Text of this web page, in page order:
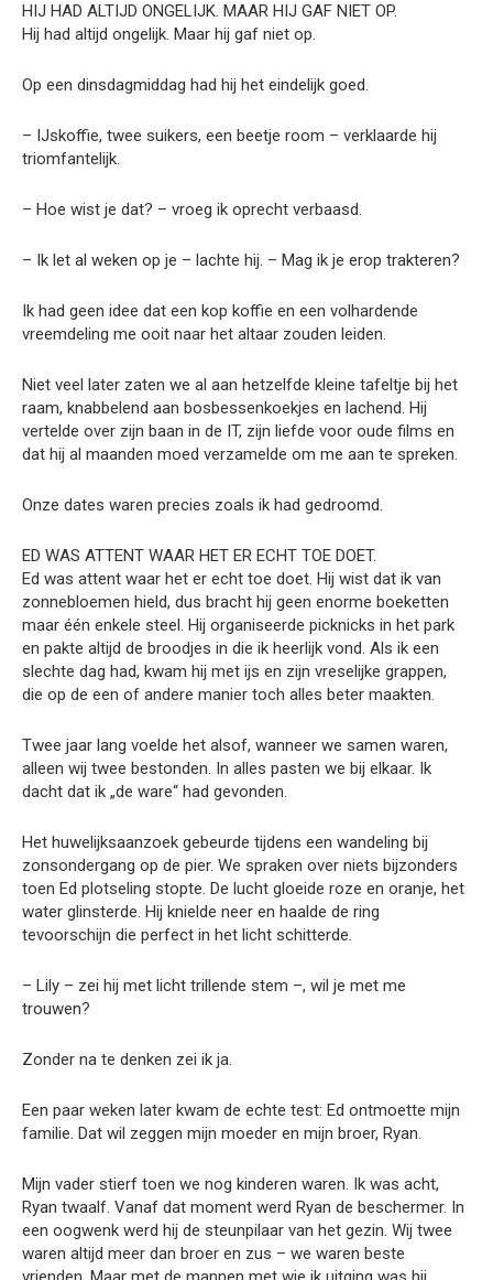
HIJ HAD ALTIJD ONGELIJK. MAAR HIJ GAF NIET OP.
Hij had altijd ongelijk. Maar hij gaf niet op.
Op een dinsdagmiddag had hij het eindelijk goed.
– IJskoffie, twee suikers, een beetje room – verklaarde hij
triomfantelijk.
– Hoe wist je dat? – vroeg ik oprecht verbaasd.
– Ik let al weken op je – lachte hij. – Mag ik je erop trakteren?
Ik had geen idee dat een kop koffie en een volhardende
vreemdeling me ooit naar het altaar zouden leiden.
Niet veel later zaten we al aan hetzelfde kleine tafeltje bij het
raam, knabbelend aan bosbessenkoekjes en lachend. Hij
vertelde over zijn baan in de IT, zijn liefde voor oude films en
dat hij al maanden moed verzamelde om me aan te spreken.
Onze dates waren precies zoals ik had gedroomd.
ED WAS ATTENT WAAR HET ER ECHT TOE DOET.
Ed was attent waar het er echt toe doet. Hij wist dat ik van
zonnebloemen hield, dus bracht hij geen enorme boeketten
maar één enkele steel. Hij organiseerde picknicks in het park
en pakte altijd de broodjes in die ik heerlijk vond. Als ik een
slechte dag had, kwam hij met ijs en zijn vreselijke grappen,
die op de een of andere manier toch alles beter maakten.
Twee jaar lang voelde het alsof, wanneer we samen waren,
alleen wij twee bestonden. In alles pasten we bij elkaar. Ik
dacht dat ik „de ware“ had gevonden.
Het huwelijksaanzoek gebeurde tijdens een wandeling bij
zonsondergang op de pier. We spraken over niets bijzonders
toen Ed plotseling stopte. De lucht gloeide roze en oranje, het
water glinsterde. Hij knielde neer en haalde de ring
tevoorschijn die perfect in het licht schitterde.
– Lily – zei hij met licht trillende stem –, wil je met me
trouwen?
Zonder na te denken zei ik ja.
Een paar weken later kwam de echte test: Ed ontmoette mijn
familie. Dat wil zeggen mijn moeder en mijn broer, Ryan.
Mijn vader stierf toen we nog kinderen waren. Ik was acht,
Ryan twaalf. Vanaf dat moment werd Ryan de beschermer. In
een oogwenk werd hij de steunpilaar van het gezin. Wij twee
waren altijd meer dan broer en zus – we waren beste